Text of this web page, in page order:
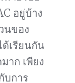
อยู่บ้าง
นของ
เรียนกัน
าก เพียง
บการ